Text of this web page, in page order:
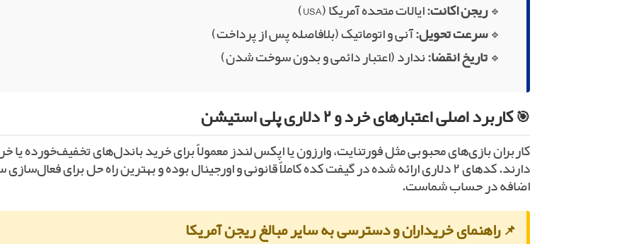
🔹ریجن اکانت:ایالات متحده آمریکا (USA)
🔹سرعت تحویل:آنی و اتوماتیک (بلافاصله پس از پرداخت)
🔹 تاریخ انقضا:ندارد (اعتبار دائمی و بدون سوخت شدن)
🎯 کاربرد اصلی اعتبارهای خرد و ۲ دلاری پلی استیشن
کاربران بازی‌های محبوبی مثل فورتنایت، وارزون یا اپکس لندز معمولاً برای خرید باندل‌های تخفیف‌خورده یا
دارند. کدهای ۲ دلاری ارائه شده در گیفت کده کاملاً قانونی و اورجینال بوده و بهترین راه حل برای
اضافه در حساب شماست.
📌 راهنمای خریداران و دسترسی به سایر مبالغ ریجن آمریکا